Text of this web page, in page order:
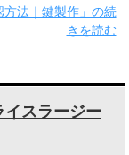
方法｜鍵製作」の続
きを読む
イスラージー